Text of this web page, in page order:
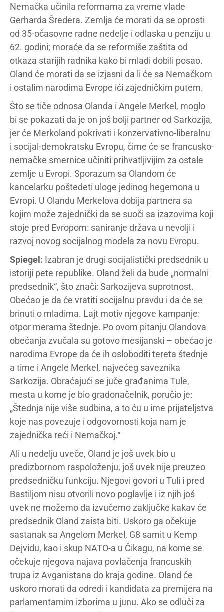
Nemačka učinila reformama za vreme vlade
Gerharda Šredera. Zemlja će morati da se oprosti
od 35-očasovne radne nedelje i odlaska u penziju u
62. godini; moraće da se reformiše zaštita od
otkaza starijih radnika kako bi mladi dobili posao.
Oland će morati da se izjasni da li će sa Nemačkom
i ostalim narodima Evrope ići zajedničkim putem.
Što se tiče odnosa Olanda i Angele Merkel, moglo
bi se pokazati da je on još bolji partner od Sarkozija,
jer će Merkoland pokrivati i konzervativno-liberalnu
i socijal-demokratsku Evropu, čime će se francusko-
nemačke smernice učiniti prihvatljivijim za ostale
zemlje u Evropi. Sporazum sa Olandom će
kancelarku poštedeti uloge jedinog hegemona u
Evropi. U Olandu Merkelova dobija partnera sa
kojim može zajednički da se suoči sa izazovima koji
stoje pred Evropom: saniranje država u nevolji i
razvoj novog socijalnog modela za novu Evropu.
Spiegel: Izabran je drugi socijalistički predsednik u
istoriji pete republike. Oland želi da bude „normalni
predsednik“, što znači: Sarkozijeva suprotnost.
Obećao je da će vratiti socijalnu pravdu i da će se
brinuti o mladima. Lajt motiv njegove kampanje:
otpor merama štednje. Po ovom pitanju Olandova
obećanja zvučala su gotovo mesijanski – obećao je
narodima Evrope da će ih osloboditi tereta štednje
a time i Angele Merkel, najvećeg saveznika
Sarkozija. Obraćajući se juče građanima Tule,
mesta u kome je bio gradonačelnik, poručio je:
„Štednja nije više sudbina, a to ću u ime prijateljstva
koje nas povezuje i odgovornosti koja nam je
zajednička reći i Nemačkoj.“
Ali u nedelju uveče, Oland je još uvek bio u
predizbornom raspoloženju, još uvek nije preuzeo
predsedničku funkciju. Njegovi govori u Tuli i pred
Bastiljom nisu otvorili novo poglavlje i iz njih još
uvek ne možemo da izvučemo zaključke kakav će
predsednik Oland zaista biti. Uskoro ga očekuje
sastanak sa Angelom Merkel, G8 samit u Kemp
Dejvidu, kao i skup NATO-a u Čikagu, na kome se
očekuje njegova najava povlačenja francuskih
trupa iz Avganistana do kraja godine. Oland će
uskoro morati da odredi i kandidata za premijera na
parlamentarnim izborima u junu. Ako se odluči za